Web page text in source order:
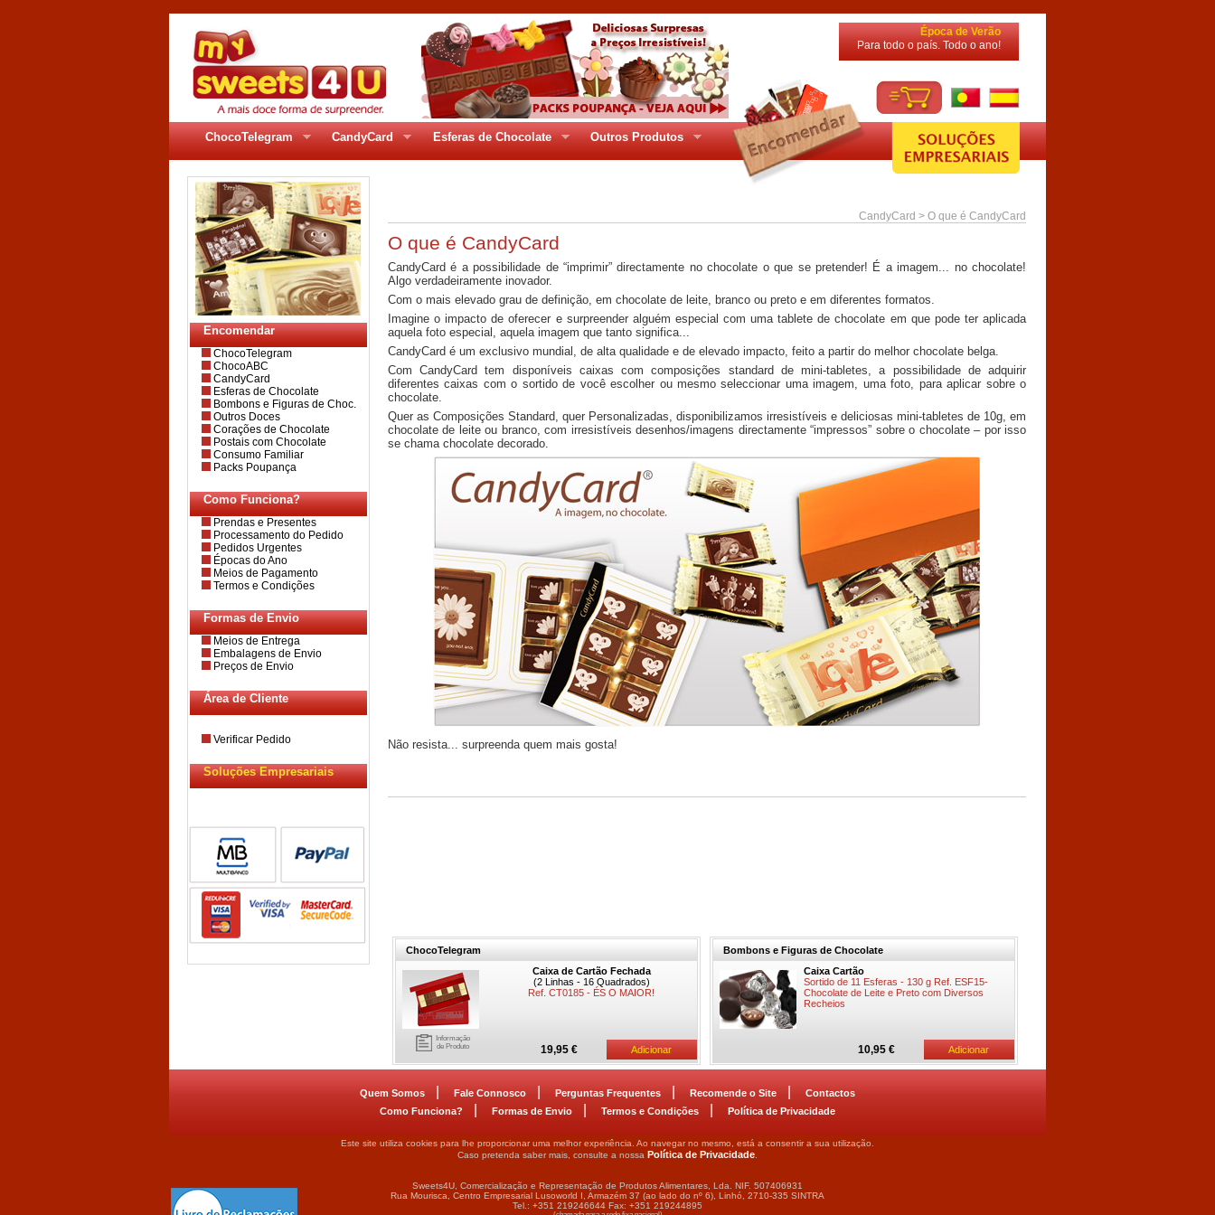
Época de Verão
Para todo o país. Todo o ano!
ChocoTelegram CandyCard Esferas de Chocolate Outros Produtos
Encomendar
ChocoTelegram
ChocoABC
CandyCard
Esferas de Chocolate
Bombons e Figuras de Choc.
Outros Doces
Corações de Chocolate
Postais com Chocolate
Consumo Familiar
Packs Poupança
Como Funciona?
Prendas e Presentes
Processamento do Pedido
Pedidos Urgentes
Épocas do Ano
Meios de Pagamento
Termos e Condições
Formas de Envio
Meios de Entrega
Embalagens de Envio
Preços de Envio
Área de Cliente
Verificar Pedido
Soluções Empresariais
CandyCard > O que é CandyCard
O que é CandyCard
CandyCard é a possibilidade de “imprimir” directamente no chocolate o que se pretender! É a imagem... no chocolate!
Algo verdadeiramente inovador.
Com o mais elevado grau de definição, em chocolate de leite, branco ou preto e em diferentes formatos.
Imagine o impacto de oferecer e surpreender alguém especial com uma tablete de chocolate em que pode ter aplicada
aquela foto especial, aquela imagem que tanto significa...
CandyCard é um exclusivo mundial, de alta qualidade e de elevado impacto, feito a partir do melhor chocolate belga.
Com CandyCard tem disponíveis caixas com composições standard de mini-tabletes, a possibilidade de adquirir
diferentes caixas com o sortido de você escolher ou mesmo seleccionar uma imagem, uma foto, para aplicar sobre o
chocolate.
Quer as Composições Standard, quer Personalizadas, disponibilizamos irresistíveis e deliciosas mini-tabletes de 10g, em
chocolate de leite ou branco, com irresistíveis desenhos/imagens directamente “impressos” sobre o chocolate – por isso
se chama chocolate decorado.
Não resista... surpreenda quem mais gosta!
ChocoTelegram
Informação
de Produto
Caixa de Cartão Fechada
(2 Linhas - 16 Quadrados)
Ref. CT0185 - ÉS O MAIOR!
19,95 €
Bombons e Figuras de Chocolate
Caixa Cartão
Sortido de 11 Esferas - 130 g Ref. ESF15-
Chocolate de Leite e Preto com Diversos
Recheios
10,95 €
Quem Somos Fale Connosco Perguntas Frequentes Recomende o Site
Contactos
Como Funciona?
Formas de Envio Termos e Condições Política de Privacidade
Este site utiliza cookies para lhe proporcionar uma melhor experiência. Ao navegar no mesmo, está a consentir a sua utilização.
Caso pretenda saber mais, consulte a nossa Política de Privacidade
Sweets4U, Comercialização e Representação de Produtos Alimentares, Lda. NIF. 507406931
Rua Mourisca, Centro Empresarial Lusoworld I, Armazém 37 (ao lado do nº 6), Linhó, 2710-335 SINTRA
Tel.: +351 219246644 Fax: +351 219244895